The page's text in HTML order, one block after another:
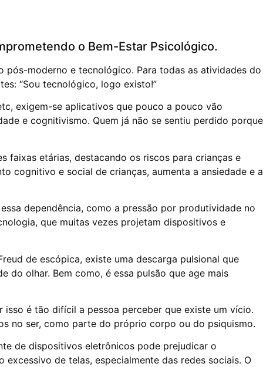
o Bem-Estar Psicológico.
pós-moderno e tecnológico. Para todas as atividades do
“Sou tecnológico, logo existo!”
exigem-se aplicativos que pouco a pouco vão
e cognitivismo. Quem já não se sentiu perdido porque
faixas etárias, destacando os riscos para crianças e
cognitivo e social de crianças, aumenta a ansiedade e a
dependência, como a pressão por produtividade no
que muitas vezes projetam dispositivos e
de escópica, existe uma descarga pulsional que
do olhar. Bem como, é essa pulsão que age mais
é tão difícil a pessoa perceber que existe um vício.
no ser, como parte do próprio corpo ou do psiquismo.
de dispositivos eletrônicos pode prejudicar o
de telas, especialmente das redes sociais. O